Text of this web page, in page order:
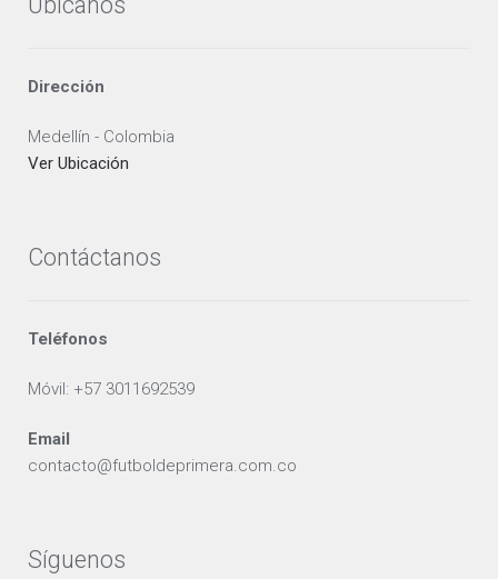
Dirección
Medellín - Colombia
Ver Ubicación
Contáctanos
Teléfonos
Móvil: +57 3011692539
Email
contacto@futboldeprimera.com.co
Síguenos